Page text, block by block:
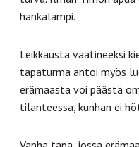
hankalampi.
Leikkausta vaatineeksi
tapaturma antoi myös
erämaasta voi päästä
tilanteessa, kunhan ei